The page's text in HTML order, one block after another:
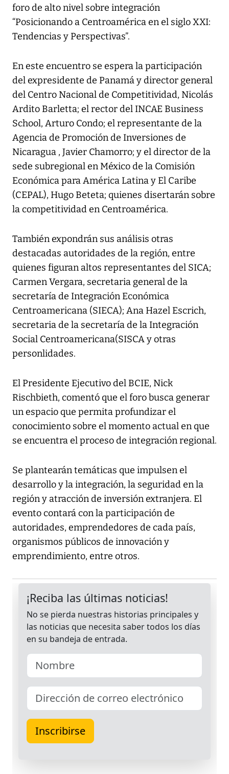
foro de alto nivel sobre integración
“Posicionando a Centroamérica en el siglo XXI:
Tendencias y Perspectivas”.
En este encuentro se espera la participación
del expresidente de Panamá y director general
del Centro Nacional de Competitividad, Nicolás
Ardito Barletta; el rector del INCAE Business
School, Arturo Condo; el representante de la
Agencia de Promoción de Inversiones de
Nicaragua , Javier Chamorro; y el director de la
sede subregional en México de la Comisión
Económica para América Latina y El Caribe
(CEPAL), Hugo Beteta; quienes disertarán sobre
la competitividad en Centroamérica.
También expondrán sus análisis otras
destacadas autoridades de la región, entre
quienes figuran altos representantes del SICA;
Carmen Vergara, secretaria general de la
secretaría de Integración Económica
Centroamericana (SIECA); Ana Hazel Escrich,
secretaria de la secretaría de la Integración
Social Centroamericana(SISCA y otras
personlidades.
El Presidente Ejecutivo del BCIE, Nick
Rischbieth, comentó que el foro busca generar
un espacio que permita profundizar el
conocimiento sobre el momento actual en que
se encuentra el proceso de integración regional.
Se plantearán temáticas que impulsen el
desarrollo y la integración, la seguridad en la
región y atracción de inversión extranjera. El
evento contará con la participación de
autoridades, emprendedores de cada país,
organismos públicos de innovación y
emprendimiento, entre otros.